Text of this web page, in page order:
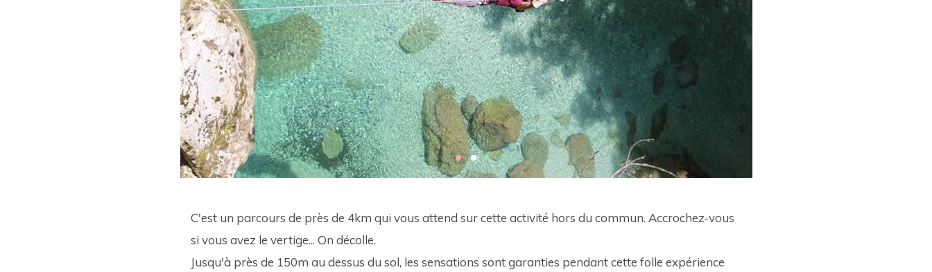
C'est un parcours de près de 4km qui vous attend sur cette activité hors du commun. Accrochez-vous
si vous avez le vertige... On décolle.
Jusqu'à près de 150m au dessus du sol, les sensations sont garanties pendant cette folle expérience